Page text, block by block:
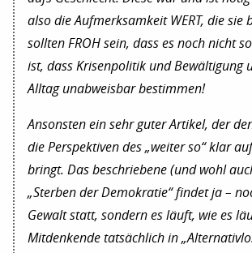
also die Aufmerksamkeit WERT, die sie
sollten FROH sein, dass es noch nicht
ist, dass Krisenpolitik und Bewältigung
Alltag unabweisbar bestimmen!
Ansonsten ein sehr guter Artikel, der
die Perspektiven des „weiter so“ klar
bringt. Das beschriebene (und wohl
„Sterben der Demokratie“ findet ja –
Gewalt statt, sondern es läuft, wie es
Mitdenkende tatsächlich in